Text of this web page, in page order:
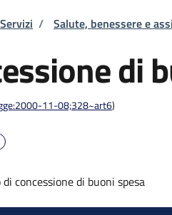
di pane
Servizi / Salute, benessere e
di
11-08;328~art6)
concessione di buoni spesa